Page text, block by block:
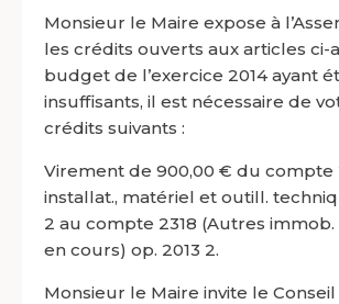
Monsieur le Maire expose à
les crédits ouverts aux articles ci-
budget de l’exercice 2014 ayant
insuffisants, il est nécessaire de
crédits suivants :
Virement de 900,00 € du compte
installat., matériel et outill.
2 au compte 2318 (Autres
en cours) op. 2013 2.
Monsieur le Maire invite le